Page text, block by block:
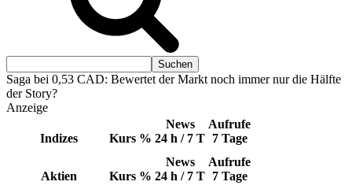
Saga bei 0,53 CAD: Bewertet der Markt noch immer nur die Hälfte
der Story?
Anzeige
Indizes Kurs %
News
24 h / 7 T
Aufrufe
7 Tage
Aktien Kurs %
News
24 h / 7 T
Aufrufe
7 Tage